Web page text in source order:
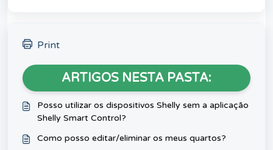
Print
ARTIGOS NESTA PASTA:
Posso utilizar os dispositivos Shelly sem a aplicação
Shelly Smart Control?
Como posso editar/eliminar os meus quartos?